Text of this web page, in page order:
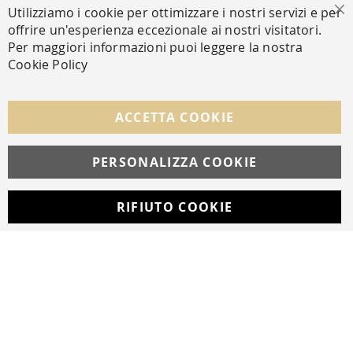
Facebook Instagram Whatsapp
© Copyright MAV Arreda s.r.l. | P.IVA IT05919160969
Via Galileo Galilei, 14 | Milano
Utilizziamo i cookie per ottimizzare i nostri servizi e per
offrire un'esperienza eccezionale ai nostri visitatori.
Per maggiori informazioni puoi leggere la nostra
Cookie Policy
ACCETTA COOKIE
PERSONALIZZA COOKIE
RIFIUTO COOKIE